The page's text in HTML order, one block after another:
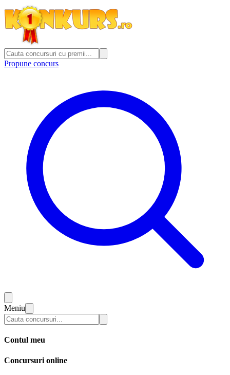
Propune concurs
Meniu
Contul meu
Concursuri online